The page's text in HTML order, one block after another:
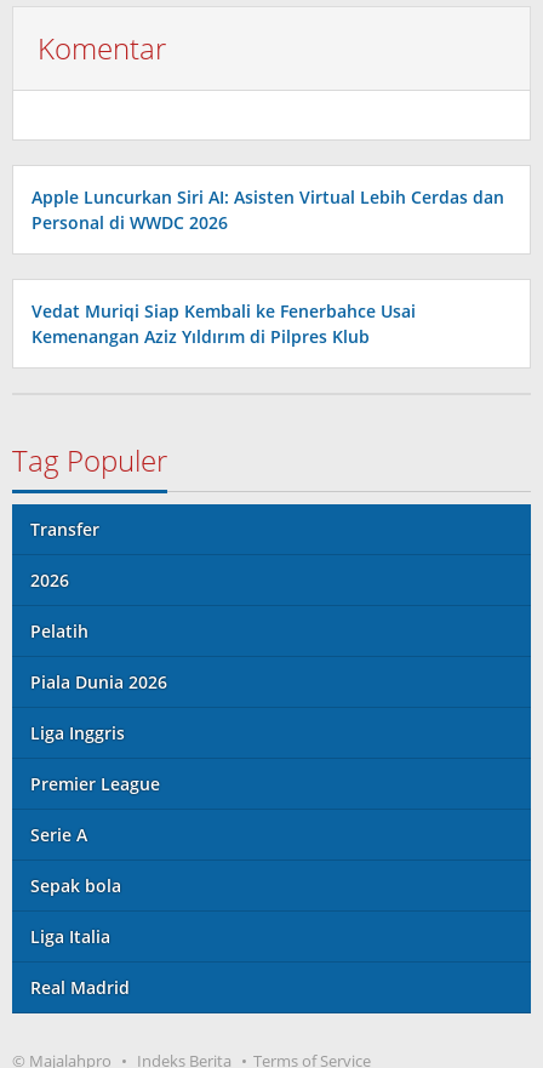
Komentar
Apple Luncurkan Siri AI: Asisten Virtual Lebih Cerdas dan
Personal di WWDC 2026
Vedat Muriqi Siap Kembali ke Fenerbahce Usai
Kemenangan Aziz Yıldırım di Pilpres Klub
Tag Populer
Transfer
2026
Pelatih
Piala Dunia 2026
Liga Inggris
Premier League
Serie A
Sepak bola
Liga Italia
Real Madrid
© Majalahpro Indeks Berita Terms of Service